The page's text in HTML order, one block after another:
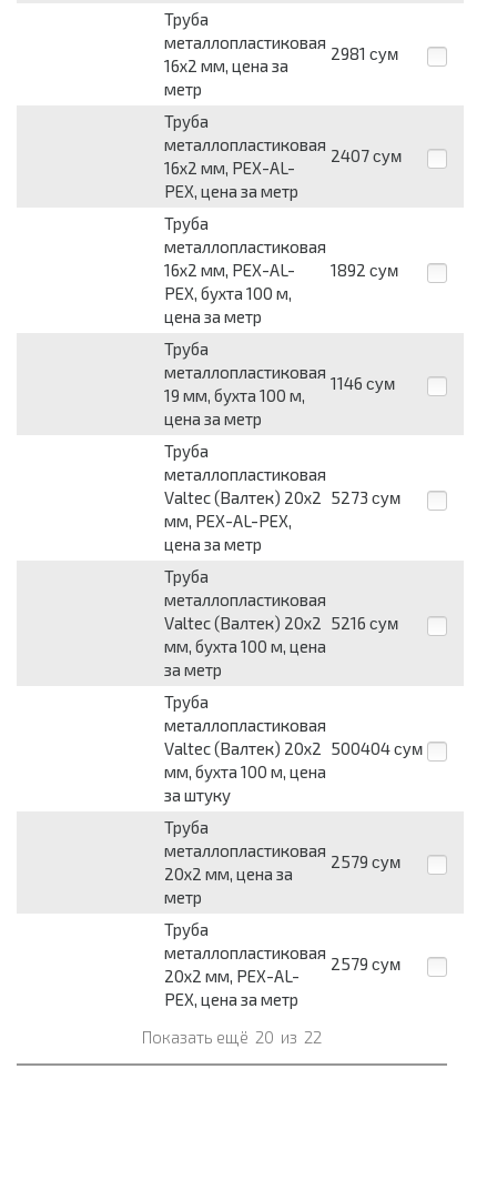
Труба
металлопластиковая
16x2 мм, цена за
метр
2981 сум
Труба
металлопластиковая
16x2 мм, PEX-AL-
PEX, цена за метр
2407 сум
Труба
металлопластиковая
16x2 мм, PEX-AL-
PEX, бухта 100 м,
цена за метр
1892 сум
Труба
металлопластиковая
19 мм, бухта 100 м,
цена за метр
1146 сум
Труба
металлопластиковая
Valtec (Валтек) 20x2
мм, PEX-AL-PEX,
цена за метр
5273 сум
Труба
металлопластиковая
Valtec (Валтек) 20x2
мм, бухта 100 м, цена
за метр
5216 сум
Труба
металлопластиковая
Valtec (Валтек) 20x2
мм, бухта 100 м, цена
за штуку
500404 сум
Труба
металлопластиковая
20x2 мм, цена за
метр
2579 сум
Труба
металлопластиковая
20x2 мм, PEX-AL-
PEX, цена за метр
2579 сум
Показать ещё 20 из 22